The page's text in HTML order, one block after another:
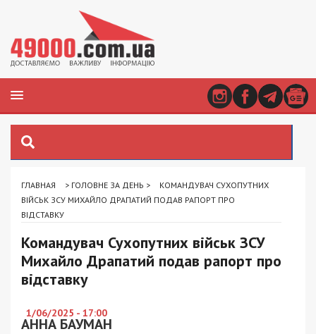
ГЛАВНАЯ > ГОЛОВНЕ ЗА ДЕНЬ >
КОМАНДУВАЧ СУХОПУТНИХ
ВІЙСЬК ЗСУ МИХАЙЛО ДРАПАТИЙ ПОДАВ РАПОРТ ПРО
ВІДСТАВКУ
Командувач Сухопутних військ ЗСУ
Михайло Драпатий подав рапорт про
відставку
1/06/2025 - 17:00
АННА БАУМАН